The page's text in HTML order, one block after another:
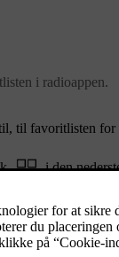
i radioappen.
til favoritlisten
i den
for
og